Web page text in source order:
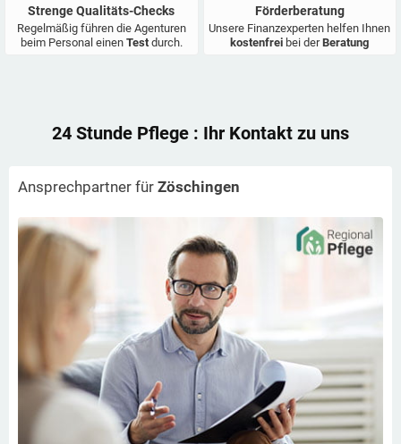
Strenge Qualitäts-Checks
Regelmäßig führen die Agenturen
beim Personal einen Test durch.
Förderberatung
Unsere Finanzexperten helfen Ihnen
kostenfrei bei derBeratung
24 Stunde Pflege : Ihr Kontakt zu uns
Ansprechpartner für Zöschingen